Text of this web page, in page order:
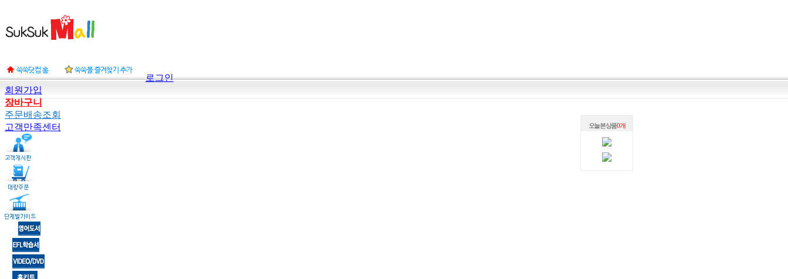
로그인
회원가입
장바구니
주문배송조회
고객만족센터
오늘 본 상품0 개